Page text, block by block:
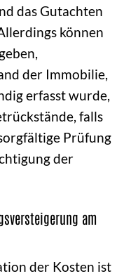
das Gutachten
können
der Immobilie,
erfasst wurde,
falls
Prüfung
der
am
der Kosten ist